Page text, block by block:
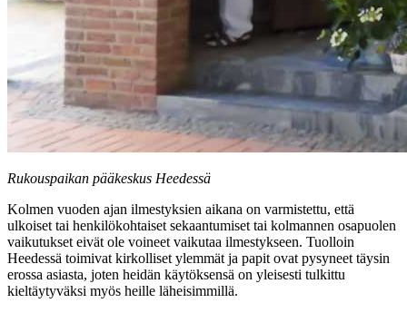
Rukouspaikan pääkeskus Heedessä
Kolmen vuoden ajan ilmestyksien aikana on varmistettu, että
ulkoiset tai henkilökohtaiset sekaantumiset tai kolmannen osapuolen
vaikutukset eivät ole voineet vaikutaa ilmestykseen. Tuolloin
Heedessä toimivat kirkolliset ylemmät ja papit ovat pysyneet täysin
erossa asiasta, joten heidän käytöksensä on yleisesti tulkittu
kieltäytyväksi myös heille läheisimmillä.